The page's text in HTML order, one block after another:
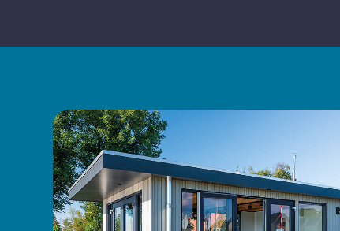
Terrasmeubilair
Loungeset
Parasol
Aanlegsteiger
Zwemtrap
Omheinde tuin